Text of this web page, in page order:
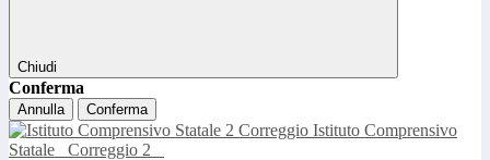
Chiudi
Conferma
Annulla Conferma
Istituto Comprensivo
Statale
Correggio 2